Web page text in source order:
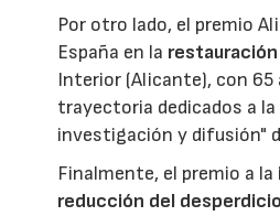
Por otro lado, el premio
España en la restauración
Interior (Alicante), con 65
trayectoria dedicados a la
investigación y difusión"
Finalmente, el premio a la
reducción del